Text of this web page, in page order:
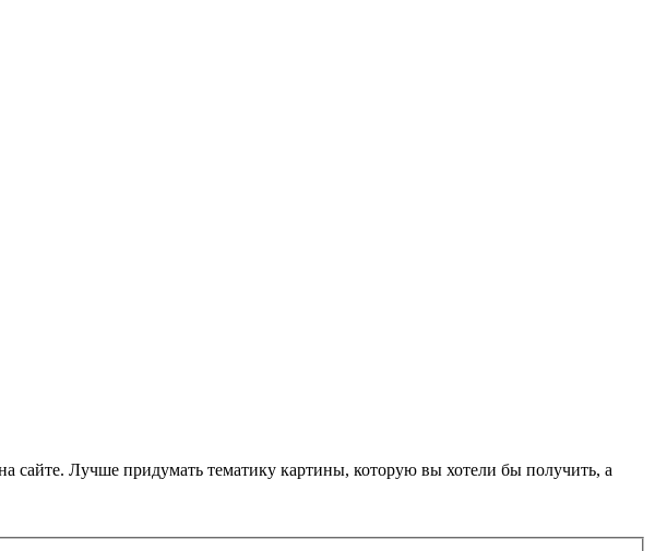
сайте. Лучше придумать тематику картины, которую вы хотели бы получить, а